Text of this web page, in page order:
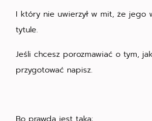
I który nie uwierzył w mit, że jego
tytule.
Jeśli chcesz porozmawiać o tym,
przygotować napisz.